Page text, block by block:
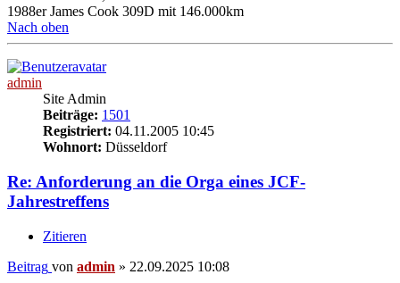
1988er James Cook 309D mit 146.000km
Nach oben
admin
Site Admin
Beiträge: 1501
Registriert: 04.11.2005 10:45
Wohnort: Düsseldorf
Re: Anforderung an die Orga eines JCF-
Jahrestreffens
Zitieren
Beitrag von admin » 22.09.2025 10:08